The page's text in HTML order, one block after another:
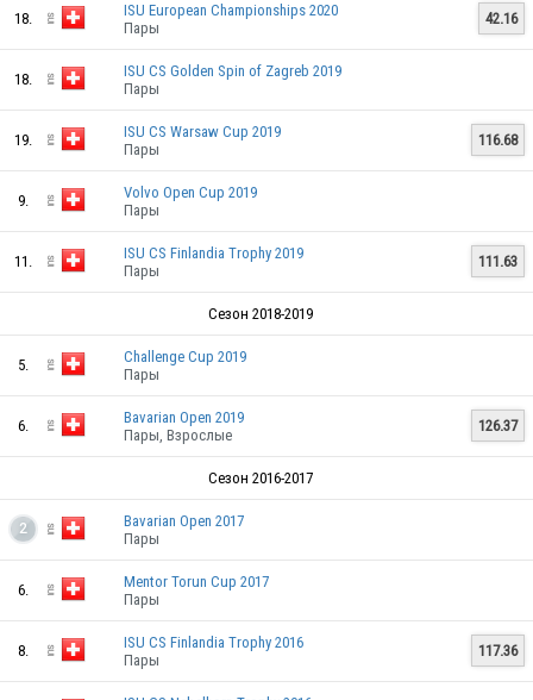
SUI
SUI
SUI
18.
SUI
ISU European Championships 2020
Пары
42.16
18.
ISU CS Golden Spin of Zagreb 2019
Пары
19.
ISU CS Warsaw Cup 2019
Пары
116.68
9.
Volvo Open Cup 2019
Пары
11.
ISU CS Finlandia Trophy 2019
Пары
111.63
Сезон 2018-2019
5.
Challenge Cup 2019
Пары
6.
Bavarian Open 2019
Пары, Взрослые
126.37
Сезон 2016-2017
2
Bavarian Open 2017
Пары
6.
Mentor Torun Cup 2017
Пары
8.
ISU CS Finlandia Trophy 2016
Пары
117.36